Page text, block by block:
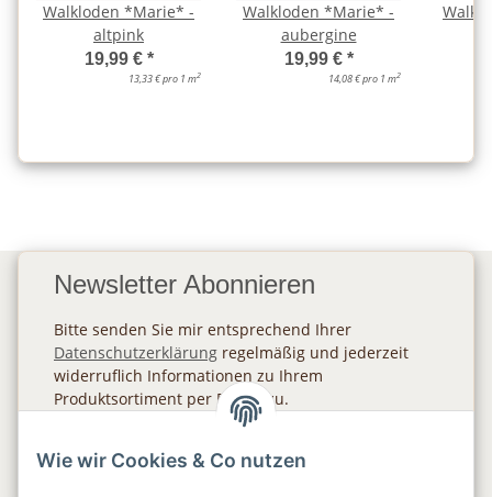
Walkloden *Marie* -
altpink
19,99 € *
13,33 € pro 1 m2
Walkloden *Marie* -
aubergine
19,99 € *
14,08 € pro 1 m2
Newsletter Abonnieren
Bitte senden Sie mir entsprechend Ihrer
Datenschutzerklärung regelmäßig und jederzeit
widerruflich Informationen zu Ihrem
Produktsortiment per E-Mail zu.
Wie wir Cookies & Co nutzen